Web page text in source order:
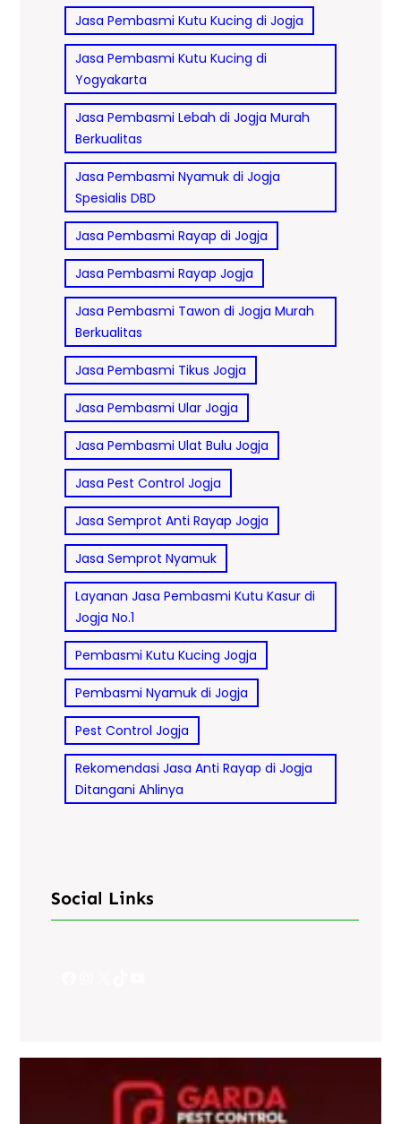
Jasa Pembasmi Kutu Kucing di Jogja
Jasa Pembasmi Kutu Kucing di
Yogyakarta
Jasa Pembasmi Lebah di Jogja Murah
Berkualitas
Jasa Pembasmi Nyamuk di Jogja
Spesialis DBD
Jasa Pembasmi Rayap di Jogja
Jasa Pembasmi Rayap Jogja
Jasa Pembasmi Tawon di Jogja Murah
Berkualitas
Jasa Pembasmi Tikus Jogja
Jasa Pembasmi Ular Jogja
Jasa Pembasmi Ulat Bulu Jogja
Jasa Pest Control Jogja
Jasa Semprot Anti Rayap Jogja
Jasa Semprot Nyamuk
Layanan Jasa Pembasmi Kutu Kasur di
Jogja No.1
Pembasmi Kutu Kucing Jogja
Pembasmi Nyamuk di Jogja
Pest Control Jogja
Rekomendasi Jasa Anti Rayap di Jogja
Ditangani Ahlinya
Social Links